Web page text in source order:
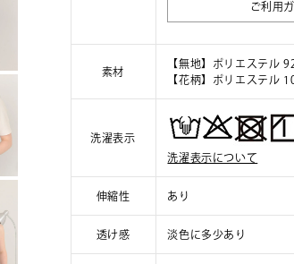
ご利用
素材
【無地】ポリエステル
【花柄】ポリエステル
洗濯表示
洗濯表示について
伸縮性 あり
透け感 淡色に多少あり